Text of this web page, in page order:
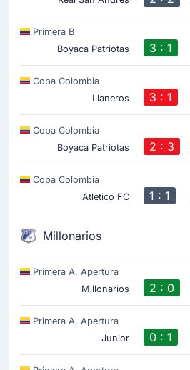
Primera B
Boyaca Patriotas
3 : 1
Copa Colombia
Llaneros
3 : 1
Copa Colombia
Boyaca Patriotas
2 : 3
Copa Colombia
Atletico FC
1 : 1
Millonarios
Primera A, Apertura
Millonarios
2 : 0
Primera A, Apertura
Junior
0 : 1